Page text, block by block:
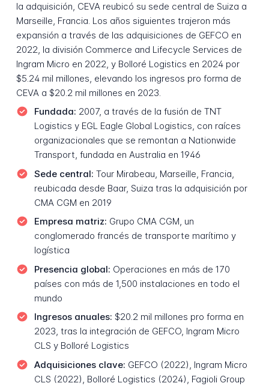
la adquisición, CEVA reubicó su sede central de Suiza a
Marseille, Francia. Los años siguientes trajeron más
expansión a través de las adquisiciones de GEFCO en
2022, la división Commerce and Lifecycle Services de
Ingram Micro en 2022, y Bolloré Logistics en 2024 por
$5.24 mil millones, elevando los ingresos pro forma de
CEVA a $20.2 mil millones en 2023.
Fundada: 2007, a través de la fusión de TNT
Logistics y EGL Eagle Global Logistics, con raíces
organizacionales que se remontan a Nationwide
Transport, fundada en Australia en 1946
Sede central: Tour Mirabeau, Marseille, Francia,
reubicada desde Baar, Suiza tras la adquisición por
CMA CGM en 2019
Empresa matriz: Grupo CMA CGM, un
conglomerado francés de transporte marítimo y
logística
Presencia global: Operaciones en más de 170
países con más de 1,500 instalaciones en todo el
mundo
Ingresos anuales: $20.2 mil millones pro forma en
2023, tras la integración de GEFCO, Ingram Micro
CLS y Bolloré Logistics
Adquisiciones clave: GEFCO (2022), Ingram Micro
CLS (2022), Bolloré Logistics (2024), Fagioli Group